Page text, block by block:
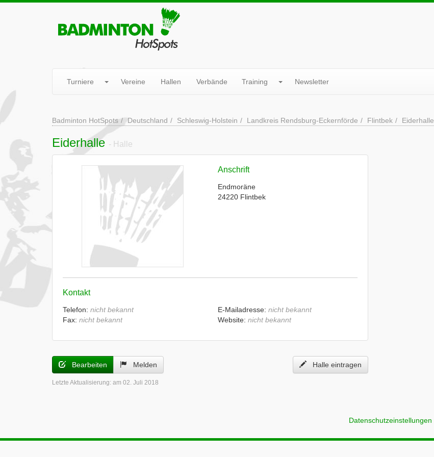
Turniere Vereine Hallen Verbände Training Newsletter
Badminton HotSpots Deutschland Schleswig-Holstein Landkreis Rendsburg-Eckernförde Flintbek Eiderhalle
Eiderhalle - Halle
Anschrift
Endmoräne
24220 Flintbek
Kontakt
Telefon: nicht bekannt
Fax: nicht bekannt
E-Mailadresse: nicht bekannt
Website: nicht bekannt
Bearbeiten Melden Halle eintragen
Letzte Aktualisierung: am 02. Juli 2018
Datenschutzeinstellungen